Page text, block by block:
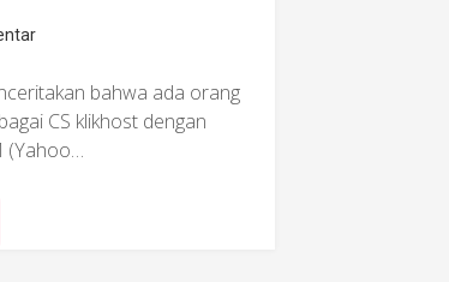
bahwa ada orang
CS klikhost dengan
(Yahoo…